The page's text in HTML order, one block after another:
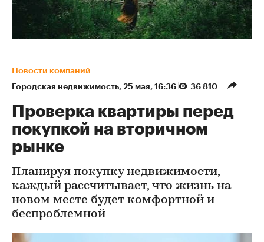
Новости компаний
Городская недвижимость⁠, 25 мая, 16:36 36 810
Проверка квартиры перед
покупкой на вторичном
рынке
Планируя покупку недвижимости,
каждый рассчитывает, что жизнь на
новом месте будет комфортной и
беспроблемной